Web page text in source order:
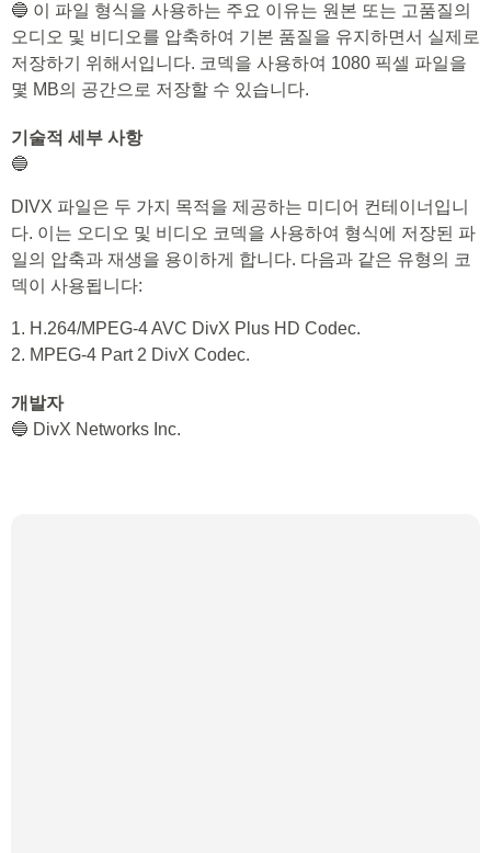
🔵 이 파일 형식을 사용하는 주요 이유는 원본 또는 고품질의
오디오 및 비디오를 압축하여 기본 품질을 유지하면서 실제로
저장하기 위해서입니다. 코덱을 사용하여 1080 픽셀 파일을
몇 MB의 공간으로 저장할 수 있습니다.
기술적 세부 사항
🔵
DIVX 파일은 두 가지 목적을 제공하는 미디어 컨테이너입니
다. 이는 오디오 및 비디오 코덱을 사용하여 형식에 저장된 파
일의 압축과 재생을 용이하게 합니다. 다음과 같은 유형의 코
덱이 사용됩니다:
1. H.264/MPEG-4 AVC DivX Plus HD Codec.
2. MPEG-4 Part 2 DivX Codec.
개발자
🔵 DivX Networks Inc.